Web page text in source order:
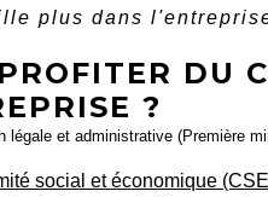
plus dans
DU
?
légale et administrative (Première
social et économique